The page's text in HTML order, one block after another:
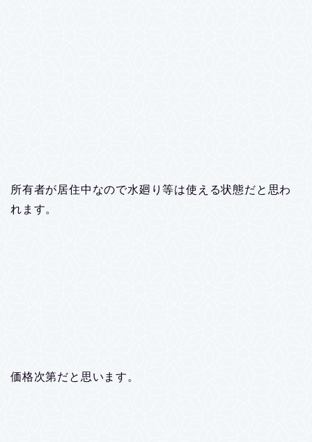
所有者が居住中なので水廻り等は使える状態だと思わ
れます。
価格次第だと思います。